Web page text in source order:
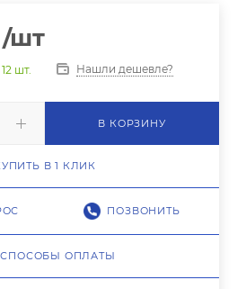
/шт
шт. Нашли дешевле?
В КОРЗИНУ
В 1 КЛИК
ПОЗВОНИТЬ
СПОСОБЫ ОПЛАТЫ